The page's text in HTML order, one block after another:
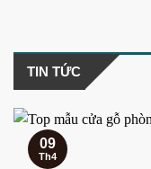
TIN TỨC
09
Th4